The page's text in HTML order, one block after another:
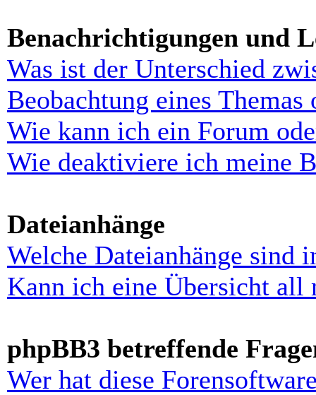
Benachrichtigungen und
Was ist der Unterschied
Beobachtung eines Themas
Wie kann ich ein Forum
Wie deaktiviere ich meine
Dateianhänge
Welche Dateianhänge sind
Kann ich eine Übersicht all
phpBB3 betreffende
Wer hat diese